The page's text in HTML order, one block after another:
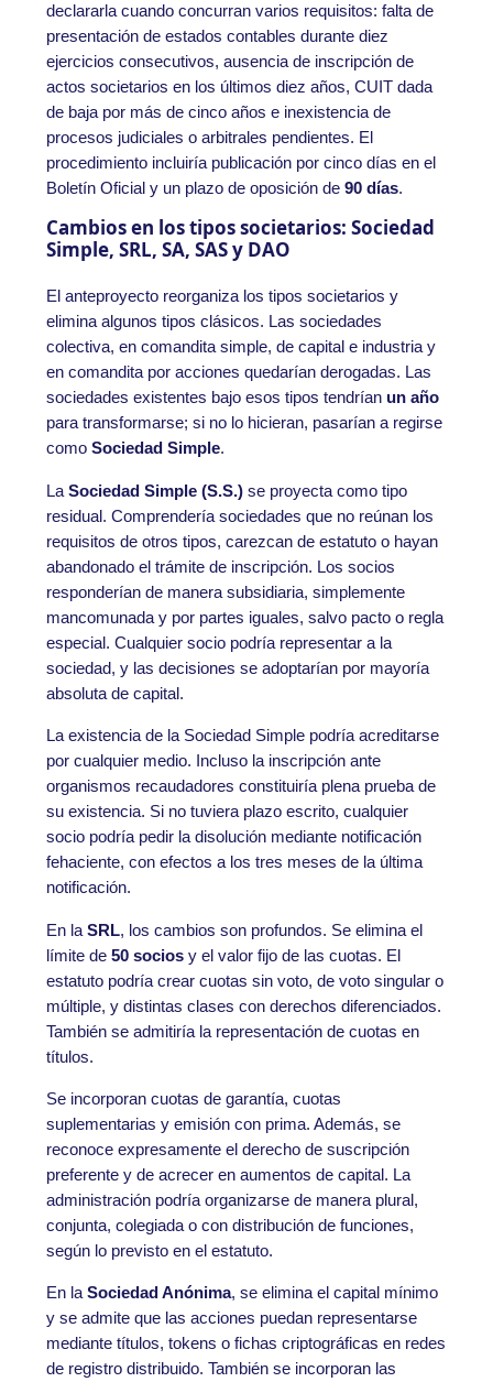
declararla cuando concurran varios requisitos: falta de
presentación de estados contables durante diez
ejercicios consecutivos, ausencia de inscripción de
actos societarios en los últimos diez años, CUIT dada
de baja por más de cinco años e inexistencia de
procesos judiciales o arbitrales pendientes. El
procedimiento incluiría publicación por cinco días en el
Boletín Oficial y un plazo de oposición de 90 días.
Cambios en los tipos societarios: Sociedad
Simple, SRL, SA, SAS y DAO
El anteproyecto reorganiza los tipos societarios y
elimina algunos tipos clásicos. Las sociedades
colectiva, en comandita simple, de capital e industria y
en comandita por acciones quedarían derogadas. Las
sociedades existentes bajo esos tipos tendrían un año
para transformarse; si no lo hicieran, pasarían a regirse
como Sociedad Simple.
La Sociedad Simple (S.S.)se proyecta como tipo
residual. Comprendería sociedades que no reúnan los
requisitos de otros tipos, carezcan de estatuto o hayan
abandonado el trámite de inscripción. Los socios
responderían de manera subsidiaria, simplemente
mancomunada y por partes iguales, salvo pacto o regla
especial. Cualquier socio podría representar a la
sociedad, y las decisiones se adoptarían por mayoría
absoluta de capital.
La existencia de la Sociedad Simple podría acreditarse
por cualquier medio. Incluso la inscripción ante
organismos recaudadores constituiría plena prueba de
su existencia. Si no tuviera plazo escrito, cualquier
socio podría pedir la disolución mediante notificación
fehaciente, con efectos a los tres meses de la última
notificación.
En la SRL, los cambios son profundos. Se elimina el
límite de 50 sociosy el valor fijo de las cuotas. El
estatuto podría crear cuotas sin voto, de voto singular o
múltiple, y distintas clases con derechos diferenciados.
También se admitiría la representación de cuotas en
títulos.
Se incorporan cuotas de garantía, cuotas
suplementarias y emisión con prima. Además, se
reconoce expresamente el derecho de suscripción
preferente y de acrecer en aumentos de capital. La
administración podría organizarse de manera plural,
conjunta, colegiada o con distribución de funciones,
según lo previsto en el estatuto.
En la Sociedad Anónima, se elimina el capital mínimo
y se admite que las acciones puedan representarse
mediante títulos, tokens o fichas criptográficas en redes
de registro distribuido. También se incorporan las